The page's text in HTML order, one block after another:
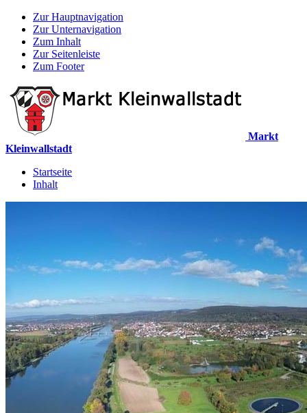
Zur Hauptnavigation
Zur Unternavigation
Zum Inhalt
Zur Seitenleiste
Zum Footer
Markt
Kleinwallstadt
Startseite
Inhalt